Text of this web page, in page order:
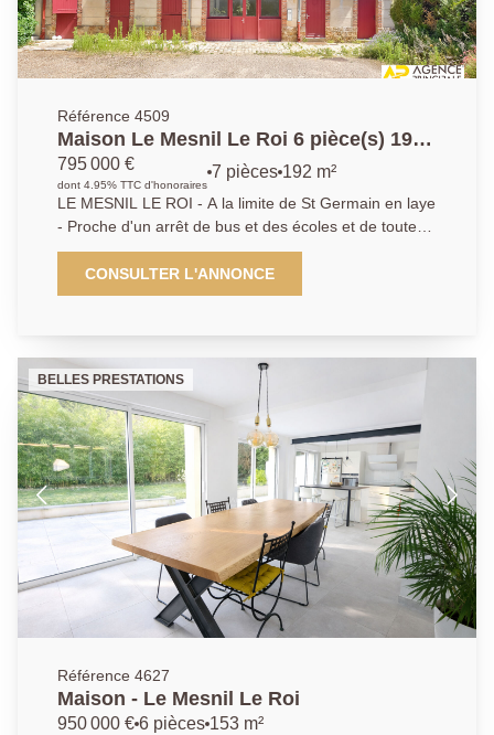
Référence 4509
Maison Le Mesnil Le Roi 6 pièce(s) 192
m2
795 000 €
dont 4.95% TTC d'honoraires
7 pièces 192 m²
LE MESNIL LE ROI - A la limite de St Germain en laye
- Proche d'un arrêt de bus et des écoles et de toutes
les commodités, cette demeure de caractère vous
propose : Une belle entrée - Cuisine ouverte - Salon -
Salle à manger donnant sur une très belle terrasse - 3
extérieur - Un charme fou pour ce bien unique et très
lumineux AP : 01 39 62 04 04
CONSULTER L'ANNONCE
BELLES PRESTATIONS
Référence 4627
Maison - Le Mesnil Le Roi
950 000 € 6 pièces 153 m²